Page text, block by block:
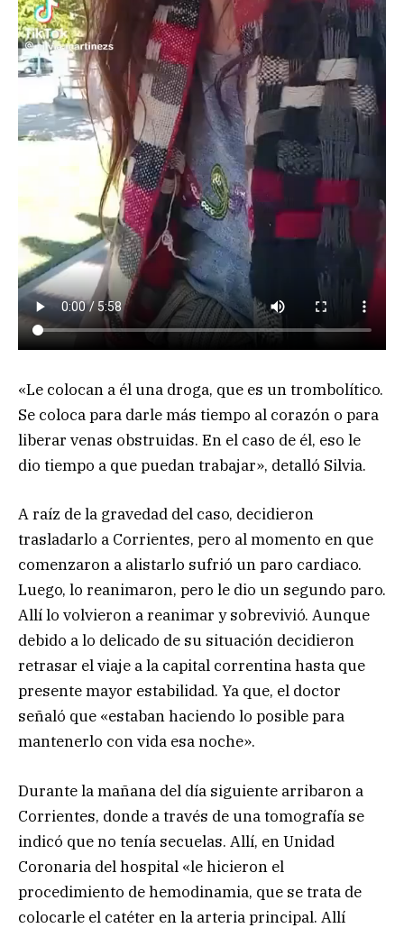
«Le colocan a él una droga, que es un trombolítico.
Se coloca para darle más tiempo al corazón o para
liberar venas obstruidas. En el caso de él, eso le
dio tiempo a que puedan trabajar», detalló Silvia.
A raíz de la gravedad del caso, decidieron
trasladarlo a Corrientes, pero al momento en que
comenzaron a alistarlo sufrió un paro cardiaco.
Luego, lo reanimaron, pero le dio un segundo paro.
Allí lo volvieron a reanimar y sobrevivió. Aunque
debido a lo delicado de su situación decidieron
retrasar el viaje a la capital correntina hasta que
presente mayor estabilidad. Ya que, el doctor
señaló que «estaban haciendo lo posible para
mantenerlo con vida esa noche».
Durante la mañana del día siguiente arribaron a
Corrientes, donde a través de una tomografía se
indicó que no tenía secuelas. Allí, en Unidad
Coronaria del hospital «le hicieron el
procedimiento de hemodinamia, que se trata de
colocarle el catéter en la arteria principal. Allí